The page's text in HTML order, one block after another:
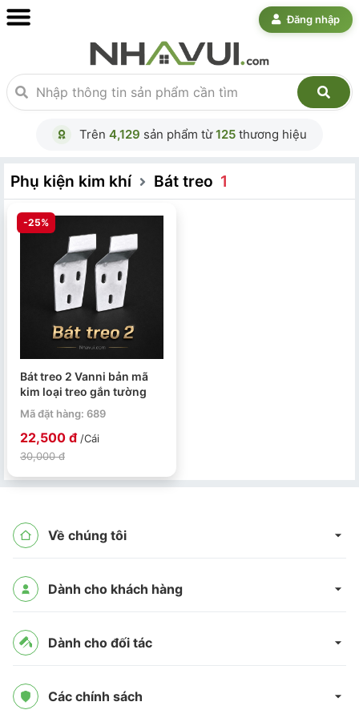
Đăng nhập
Trên 4,129 sản phẩm từ125 thương hiệu
Phụ kiện kim khí Bát treo 1
-25%
Bát treo 2 Vanni bản mã
kim loại treo gắn tường
Mã đặt hàng: 689
22,500 đ /Cái
30,000 đ
Về chúng tôi
Dành cho khách hàng
Dành cho đối tác
Các chính sách